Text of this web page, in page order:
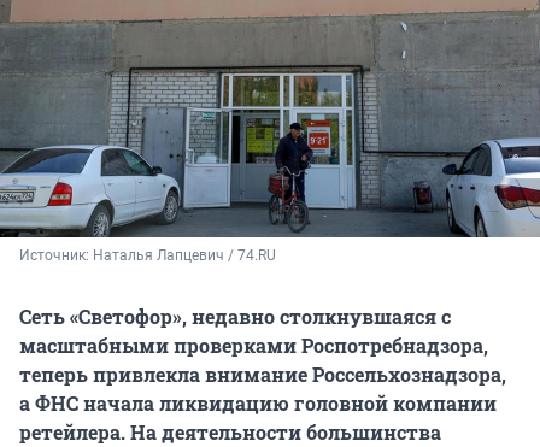
Источник: Наталья Лапцевич / 74.RU
Сеть «Светофор», недавно столкнувшаяся с
масштабными проверками Роспотребнадзора,
теперь привлекла внимание Россельхознадзора,
а ФНС начала ликвидацию головной компании
ретейлера. На деятельности большинства